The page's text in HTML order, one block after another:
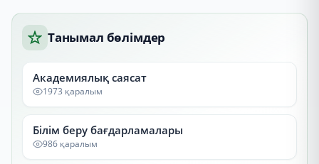
Танымал бөлімдер
Академиялық саясат
1973 қаралым
Білім беру бағдарламалары
986 қаралым